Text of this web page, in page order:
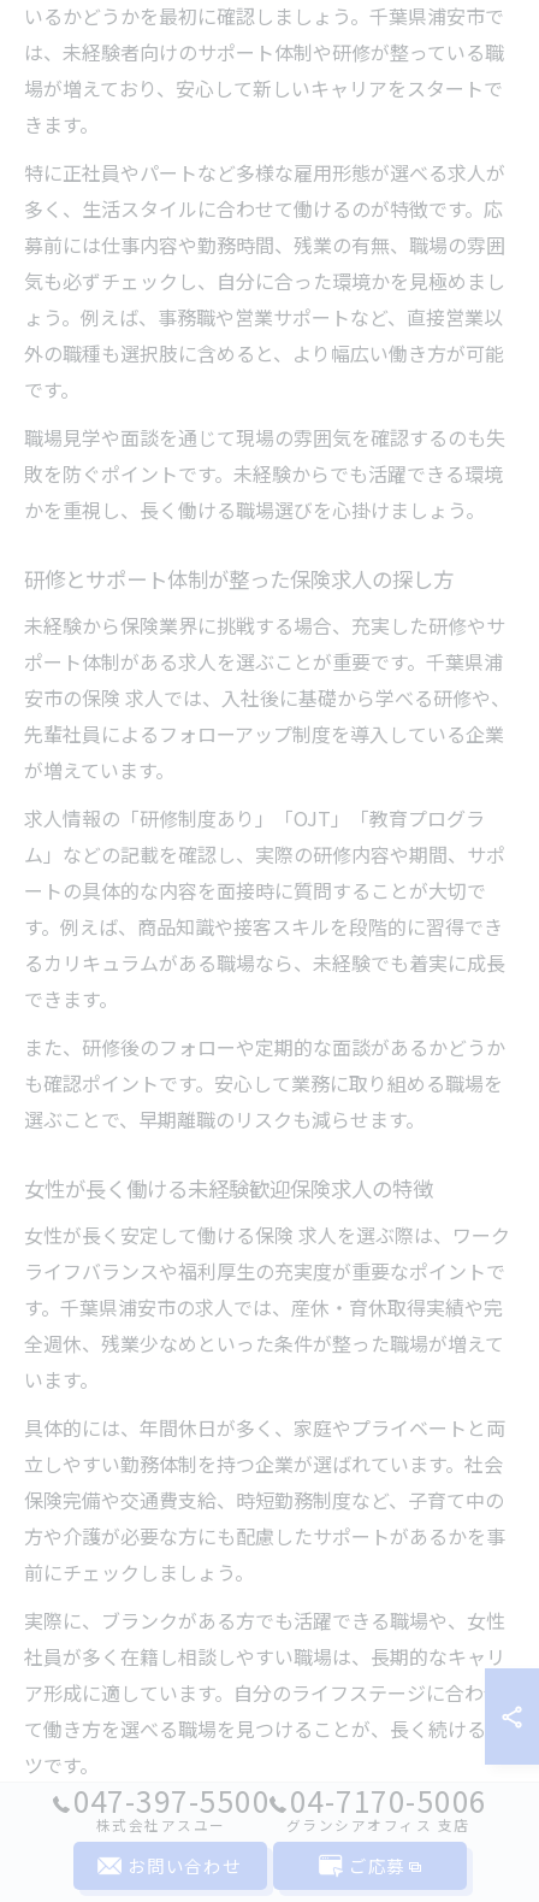
いるかどうかを最初に確認しましょう。千葉県浦安市で
は、未経験者向けのサポート体制や研修が整っている職
場が増えており、安心して新しいキャリアをスタートで
きます。
特に正社員やパートなど多様な雇用形態が選べる求人が
多く、生活スタイルに合わせて働けるのが特徴です。応
募前には仕事内容や勤務時間、残業の有無、職場の雰囲
気も必ずチェックし、自分に合った環境かを見極めまし
ょう。例えば、事務職や営業サポートなど、直接営業以
外の職種も選択肢に含めると、より幅広い働き方が可能
です。
職場見学や面談を通じて現場の雰囲気を確認するのも失
敗を防ぐポイントです。未経験からでも活躍できる環境
かを重視し、長く働ける職場選びを心掛けましょう。
研修とサポート体制が整った保険求人の探し方
未経験から保険業界に挑戦する場合、充実した研修やサ
ポート体制がある求人を選ぶことが重要です。千葉県浦
安市の保険 求人では、入社後に基礎から学べる研修や、
先輩社員によるフォローアップ制度を導入している企業
が増えています。
求人情報の「研修制度あり」「OJT」「教育プログラ
ム」などの記載を確認し、実際の研修内容や期間、サポ
ートの具体的な内容を面接時に質問することが大切で
す。例えば、商品知識や接客スキルを段階的に習得でき
るカリキュラムがある職場なら、未経験でも着実に成長
できます。
また、研修後のフォローや定期的な面談があるかどうか
も確認ポイントです。安心して業務に取り組める職場を
選ぶことで、早期離職のリスクも減らせます。
女性が長く働ける未経験歓迎保険求人の特徴
女性が長く安定して働ける保険 求人を選ぶ際は、ワーク
ライフバランスや福利厚生の充実度が重要なポイントで
す。千葉県浦安市の求人では、産休・育休取得実績や完
全週休、残業少なめといった条件が整った職場が増えて
います。
具体的には、年間休日が多く、家庭やプライベートと両
立しやすい勤務体制を持つ企業が選ばれています。社会
保険完備や交通費支給、時短勤務制度など、子育て中の
方や介護が必要な方にも配慮したサポートがあるかを事
前にチェックしましょう。
実際に、ブランクがある方でも活躍できる職場や、女性
社員が多く在籍し相談しやすい職場は、長期的なキャリ
ア形成に適しています。自分のライフステージに合わせ
て働き方を選べる職場を見つけることが、長く続けるコ
ツです。
未経験者が安心して応募できる求人チェック方法
未経験から保険 求人に応募する際は、求人票の情報を細
047-397-5500
株式会社アスユー
04-7170-5006
グランシアオフィス ⽀店
お問い合わせ ご応募